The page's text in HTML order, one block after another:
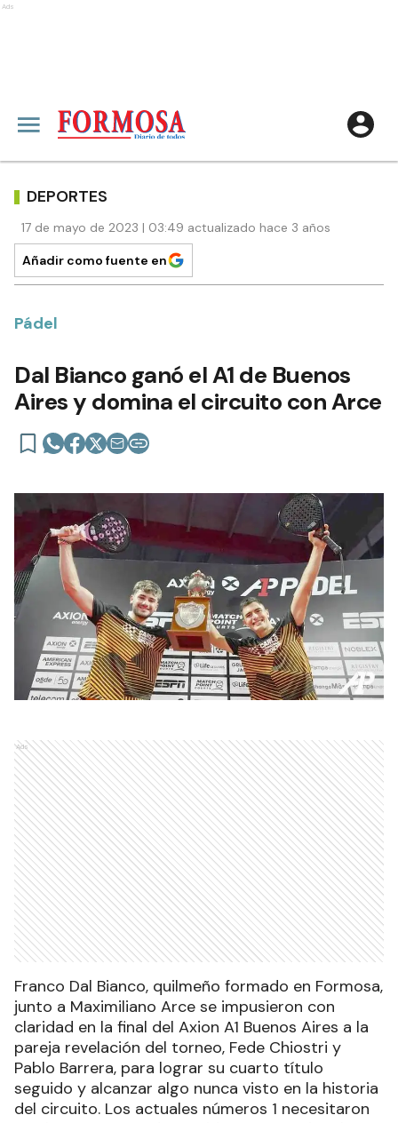
Ads
DEPORTES
17 de mayo de 2023 | 03:49 actualizado hace 3 años
Añadir como fuente en
Pádel
Dal Bianco ganó el A1 de Buenos
Aires y domina el circuito con Arce
Ads
Franco Dal Bianco, quilmeño formado en Formosa,
junto a Maximiliano Arce se impusieron con
claridad en la final del Axion A1 Buenos Aires a la
pareja revelación del torneo, Fede Chiostri y
Pablo Barrera, para lograr su cuarto título
seguido y alcanzar algo nunca visto en la historia
del circuito. Los actuales números 1 necesitaron